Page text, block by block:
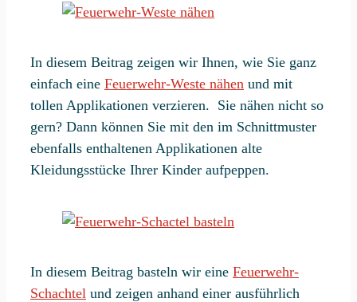
In diesem Beitrag zeigen wir Ihnen, wie Sie ganz
einfach eine Feuerwehr-Weste nähen und mit
tollen Applikationen verzieren. Sie nähen nicht so
gern? Dann können Sie mit den im Schnittmuster
ebenfalls enthaltenen Applikationen alte
Kleidungsstücke Ihrer Kinder aufpeppen.
In diesem Beitrag basteln wir eine Feuerwehr-
Schachtel und zeigen anhand einer ausführlich